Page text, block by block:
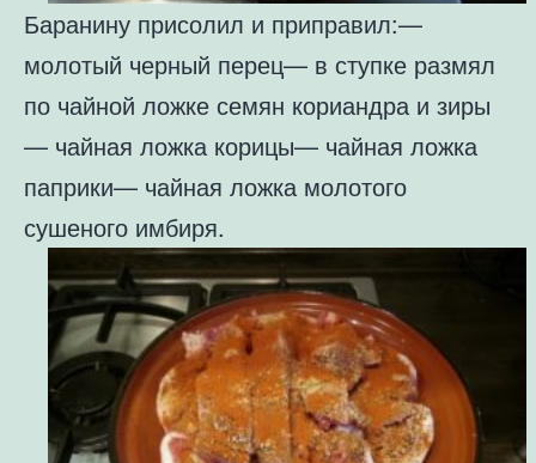
Баранину присолил и приправил:—
молотый черный перец— в ступке размял
по чайной ложке семян кориандра и зиры
— чайная ложка корицы— чайная ложка
паприки— чайная ложка молотого
сушеного имбиря.